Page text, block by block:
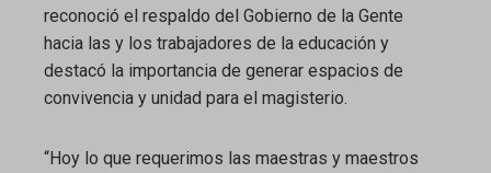
reconoció el respaldo del Gobierno de la Gente
hacia las y los trabajadores de la educación y
destacó la importancia de generar espacios de
convivencia y unidad para el magisterio.
“Hoy lo que requerimos las maestras y maestros